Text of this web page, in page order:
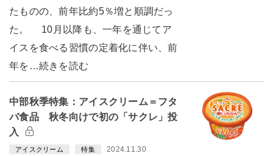
たものの、前年比約5％増と順調だっ
た。 10月以降も、一年を通じてア
イスを食べる習慣の定着化に伴い、前
年を…続きを読む
中部秋季特集：アイスクリーム＝フタ
バ食品 秋冬向けで初の「サクレ」投
入
アイスクリーム 特集 2024.11.30